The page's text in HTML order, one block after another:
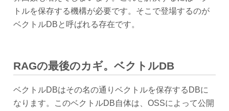
トルを保存する機構が必要です。そこで登場するのが
ベクトルDBと呼ばれる存在です。
RAGの最後のカギ。ベクトルDB
ベクトルDBはその名の通りベクトルを保存するDBに
なります。このベクトルDB自体は、OSSによって公開